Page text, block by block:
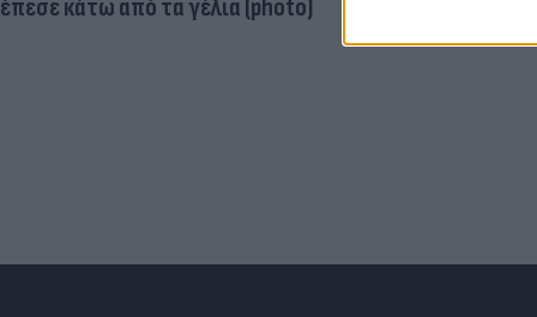
έπεσε κάτω από τα γέλια (photo)